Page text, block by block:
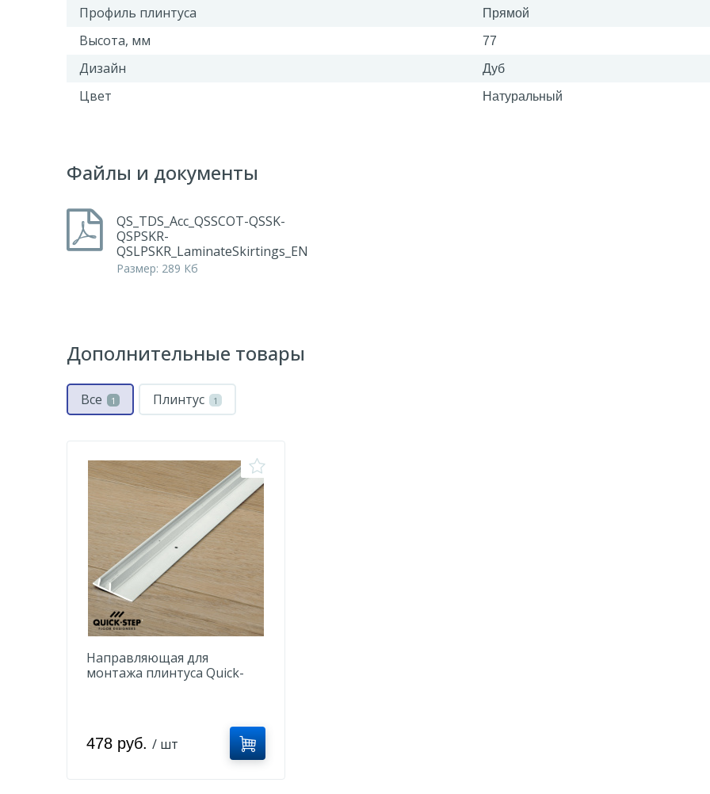
Профиль плинтуса Прямой
Высота, мм 77
Дизайн Дуб
Цвет Натуральный
Файлы и документы
QS_TDS_Acc_QSSCOT-QSSK-
QSPSKR-
QSLPSKR_LaminateSkirtings_EN
Размер: 289 Кб
Дополнительные товары
Все 1 Плинтус 1
Направляющая для
монтажа плинтуса Quick-
478 руб. / шт